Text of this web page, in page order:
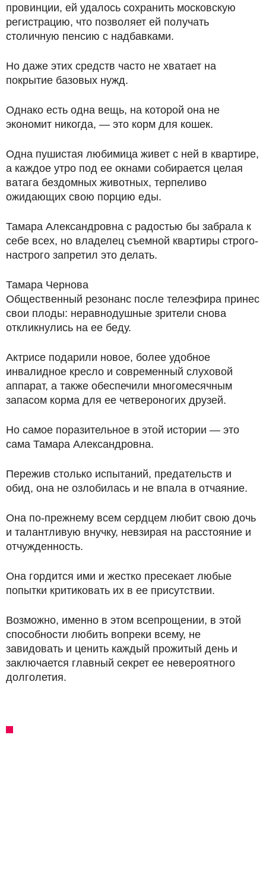
провинции, ей удалось сохранить московскую
регистрацию, что позволяет ей получать
столичную пенсию с надбавками.
Но даже этих средств часто не хватает на
покрытие базовых нужд.
Однако есть одна вещь, на которой она не
экономит никогда, — это корм для кошек.
Одна пушистая любимица живет с ней в квартире,
а каждое утро под ее окнами собирается целая
ватага бездомных животных, терпеливо
ожидающих свою порцию еды.
Тамара Александровна с радостью бы забрала к
себе всех, но владелец съемной квартиры строго-
настрого запретил это делать.
Тамара Чернова
Общественный резонанс после телеэфира принес
свои плоды: неравнодушные зрители снова
откликнулись на ее беду.
Актрисе подарили новое, более удобное
инвалидное кресло и современный слуховой
аппарат, а также обеспечили многомесячным
запасом корма для ее четвероногих друзей.
Но самое поразительное в этой истории — это
сама Тамара Александровна.
Пережив столько испытаний, предательств и
обид, она не озлобилась и не впала в отчаяние.
Она по-прежнему всем сердцем любит свою дочь
и талантливую внучку, невзирая на расстояние и
отчужденность.
Она гордится ими и жестко пресекает любые
попытки критиковать их в ее присутствии.
Возможно, именно в этом всепрощении, в этой
способности любить вопреки всему, не
завидовать и ценить каждый прожитый день и
заключается главный секрет ее невероятного
долголетия.